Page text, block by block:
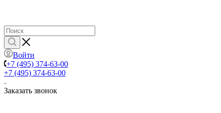
Войти
+7 (495) 374-63-00
+7 (495) 374-63-00
Заказать звонок